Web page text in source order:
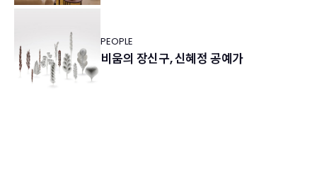
PEOPLE
비움의 장신구, 신혜정 공예가